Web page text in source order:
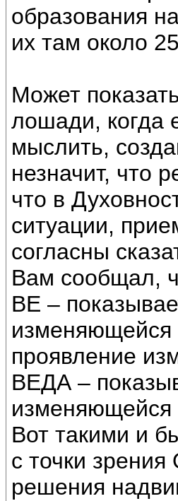
образования
их там около
Может
лошади, когда
мыслить,
незначит, что
что в
ситуации,
согласны
Вам сообщал,
ВЕ –
изменяющейся
проявление
ВЕДА –
изменяющейся
Вот такими и
с точки
решения